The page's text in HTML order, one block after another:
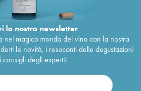
la nostra newsletter
nel magico mondo del vino con la nostra
le novità, i resoconti delle degustazioni
consigli degli esperti!